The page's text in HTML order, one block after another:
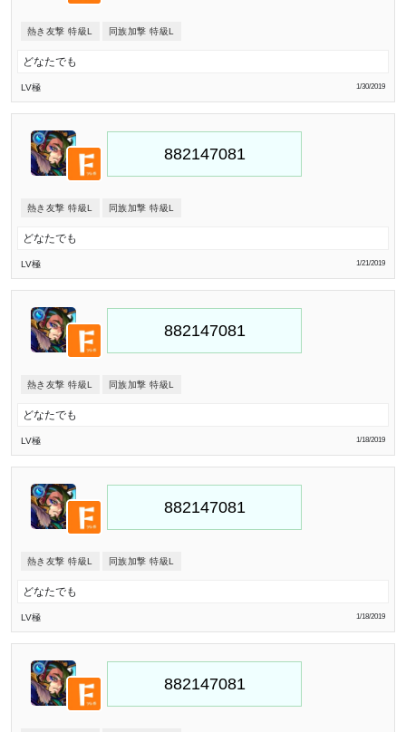
熱き友撃 特級L 同族加撃 特級L
どなたでも
LV極 1/30/2019
熱き友撃 特級L 同族加撃 特級L
どなたでも
LV極 1/21/2019
熱き友撃 特級L 同族加撃 特級L
どなたでも
LV極 1/18/2019
熱き友撃 特級L 同族加撃 特級L
どなたでも
LV極 1/18/2019